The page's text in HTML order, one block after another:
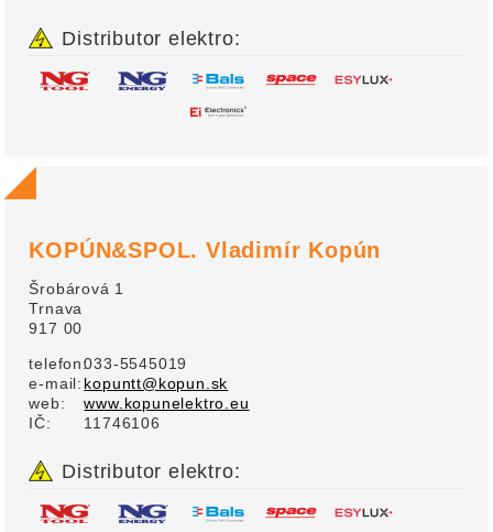
Distributor elektro:
KOPÚN&SPOL. Vladimír Kopún
Šrobárová 1
Trnava
917 00
telefon:033-5545019
e-mail: kopuntt@kopun.sk
web:
www.kopunelektro.eu
IČ:
11746106
Distributor elektro: